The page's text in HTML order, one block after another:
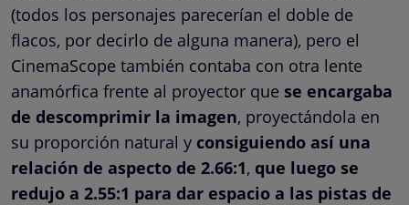
(todos los personajes parecerían el doble de
flacos, por decirlo de alguna manera), pero el
CinemaScope también contaba con otra lente
anamórfica frente al proyector que se encargaba
de descomprimir la imagen, proyectándola en
su proporción natural y consiguiendo así una
relación de aspecto de 2.66:1, que luego se
redujo a 2.55:1 para dar espacio a las pistas de